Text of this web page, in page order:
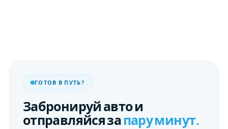
ГОТОВ В ПУТЬ?
Забронируй авто и
отправляйся запару минут.